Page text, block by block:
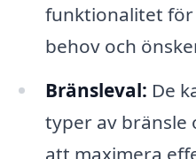
funktionalitet för
behov och
Bränsleval: De
typer av bränsle
att maximera